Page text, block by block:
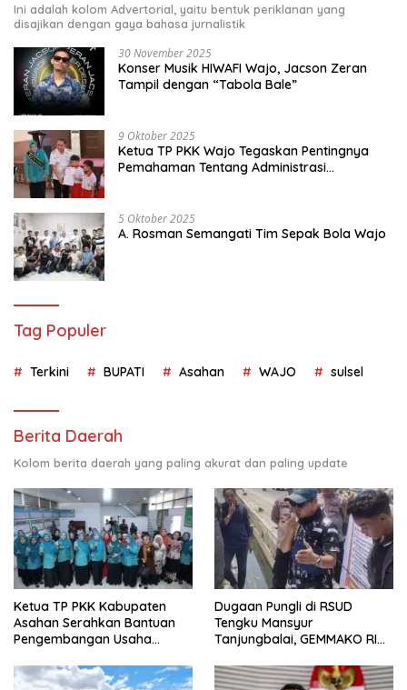
Ini adalah kolom Advertorial, yaitu bentuk periklanan yang
disajikan dengan gaya bahasa jurnalistik
30 November 2025
Konser Musik HIWAFI Wajo, Jacson Zeran
Tampil dengan “Tabola Bale”
9 Oktober 2025
Ketua TP PKK Wajo Tegaskan Pentingnya
Pemahaman Tentang Administrasi
5 Oktober 2025
A. Rosman Semangati Tim Sepak Bola Wajo
Tag Populer
Terkini BUPATI Asahan WAJO sulsel
Berita Daerah
Kolom berita daerah yang paling akurat dan paling update
Ketua TP PKK Kabupaten
Asahan Serahkan Bantuan
Pengembangan Usaha
Pemberdayaan dan
Dugaan Pungli di RSUD
Tengku Mansyur
Tanjungbalai, GEMMAKO RI
Tuntas